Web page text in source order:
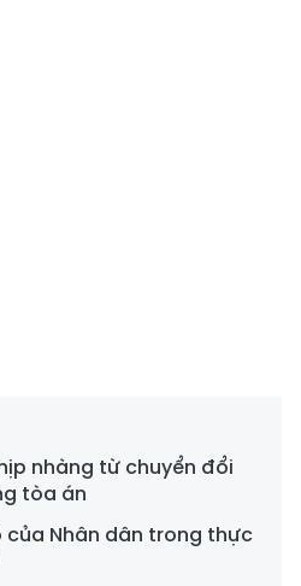
nhàng từ chuyển đổi
tòa án
của Nhân dân trong thực